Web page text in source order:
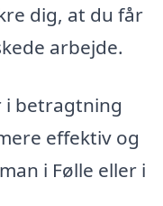
dig, at du får
arbejde.
i betragtning
effektiv og
i Følle eller i